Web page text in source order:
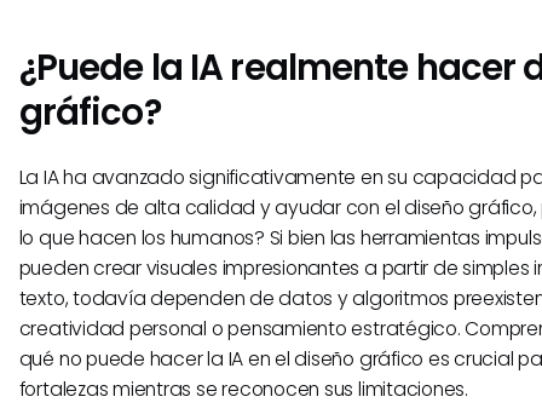
¿Puede la IA realmente hacer
gráfico?
La IA ha avanzado significativamente en su capacidad
imágenes de alta calidad y ayudar con el diseño
lo que hacen los humanos? Si bien las herramientas
pueden crear visuales impresionantes a partir de simples
texto, todavía dependen de datos y algoritmos
creatividad personal o pensamiento estratégico.
qué no puede hacer la IA en el diseño gráfico es crucial
fortalezas mientras se reconocen sus limitaciones.